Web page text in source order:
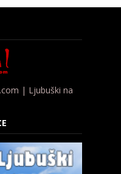
| Ljubuški na